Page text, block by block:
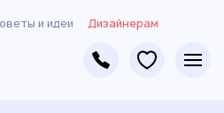
и идеи Дизайнерам